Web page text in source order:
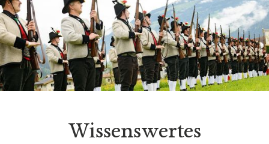
Mittwoch
Donnerstag
Freitag
Samstag
Wissenswertes